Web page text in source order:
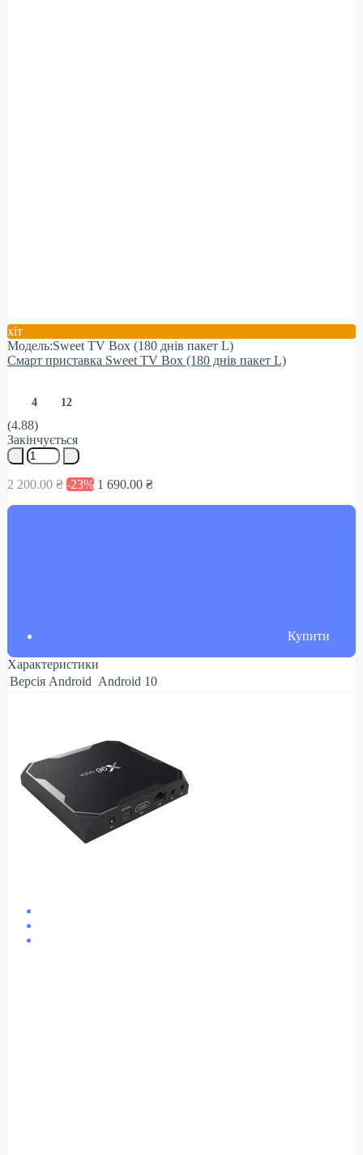
хіт
Модель:Sweet TV Box (180 днів пакет L)
Смарт приставка Sweet TV Box (180 днів пакет L)
4 12
(4.88)
Закінчується
2 200.00 ₴ -23% 1 690.00 ₴
Купити
Характеристики
Версія Android Android 10